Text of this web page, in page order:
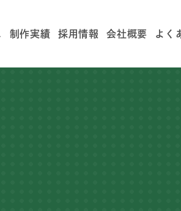
制作実績 採用情報 会社概要 よく